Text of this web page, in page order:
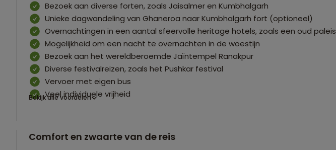
Bezoek aan diverse forten, zoals Jaisalmer en Kumbhalgarh
Unieke dagwandeling van Ghaneroa naar Kumbhalgarh fort (optioneel)
Overnachtingen in een aantal sfeervolle heritage hotels, zoals een oud paleis
Mogelijkheid om een nacht te overnachten in de woestijn
Bezoek aan het wereldberoemde Jaïntempel Ranakpur
Diverse festivalreizen, zoals het Pushkar festival
Vervoer met eigen bus
Veel individuele vrijheid
Bekijk alle voordelen
Comfort en zwaarte van de reis